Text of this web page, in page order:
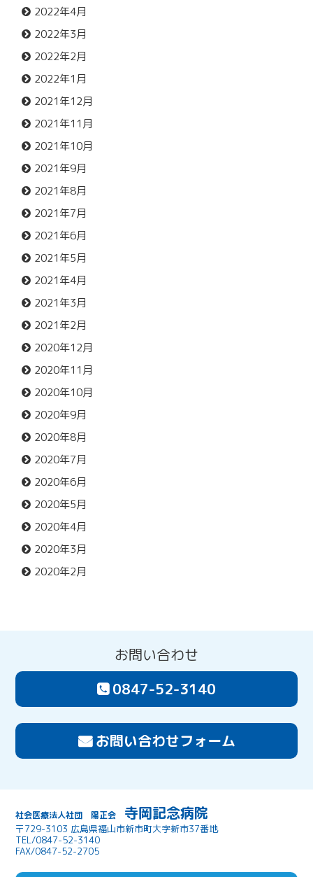
2022年4月
2022年3月
2022年2月
2022年1月
2021年12月
2021年11月
2021年10月
2021年9月
2021年8月
2021年7月
2021年6月
2021年5月
2021年4月
2021年3月
2021年2月
2020年12月
2020年11月
2020年10月
2020年9月
2020年8月
2020年7月
2020年6月
2020年5月
2020年4月
2020年3月
2020年2月
お問い合わせ
0847-52-3140
お問い合わせフォーム
社会医療法人社団 陽正会 寺岡記念病院
〒729-3103 広島県福山市新市町大字新市37番地
TEL/0847-52-3140
FAX/0847-52-2705